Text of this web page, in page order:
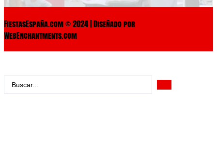
FiestasEspaña.com © 2024 | Diseñado por
WebEnchantments.com